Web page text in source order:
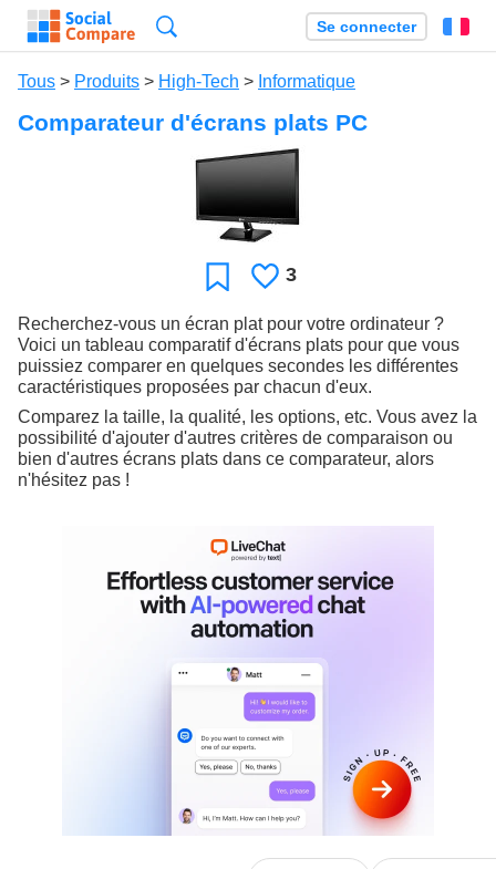
Se connecter
Tous > Produits > High-Tech > Informatique
Comparateur d'écrans plats PC
Favori J'aime
3
Recherchez-vous un écran plat pour votre ordinateur ?
Voici un tableau comparatif d'écrans plats pour que vous
puissiez comparer en quelques secondes les différentes
caractéristiques proposées par chacun d'eux.
Comparez la taille, la qualité, les options, etc. Vous avez la
possibilité d'ajouter d'autres critères de comparaison ou
bien d'autres écrans plats dans ce comparateur, alors
n'hésitez pas !